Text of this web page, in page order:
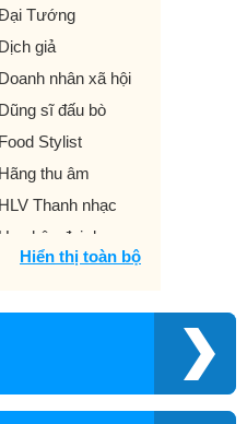
Tướng
Dịch giả
Doanh nhân xã hội
Dũng sĩ đấu bò
Food Stylist
Hãng thu âm
HLV Thanh nhạc
Hoa hậu đại dương
Hoa khôi chuyển giới
thủ cờ tướng
Hiển thị toàn bộ